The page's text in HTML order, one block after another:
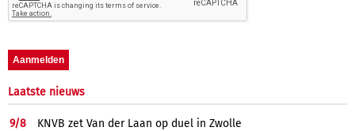
Laatste nieuws
9/8
KNVB zet Van der Laan op duel in Zwolle